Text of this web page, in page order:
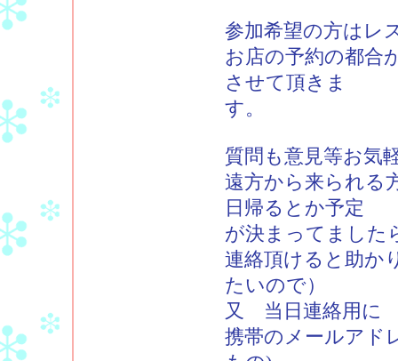
参加希望の方はレ
お店の予約の都合
させて頂きま
す。
質問も意見等お気
遠方から来られる
日帰るとか予定
が決まってました
連絡頂けると助か
たいので）
又 当日連絡用に
携帯のメールアド